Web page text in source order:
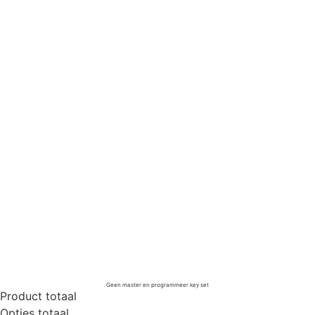
Geen master en programmeer key set
Product totaal